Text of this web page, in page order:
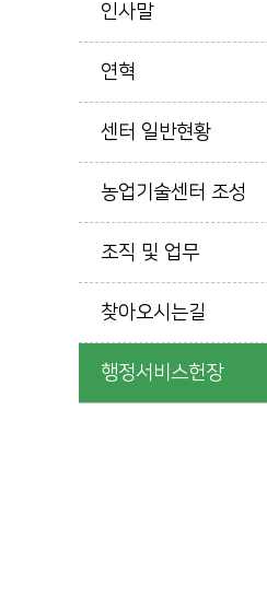
인사말
연혁
센터 일반현황
농업기술센터 조성
조직 및 업무
찾아오시는길
행정서비스헌장